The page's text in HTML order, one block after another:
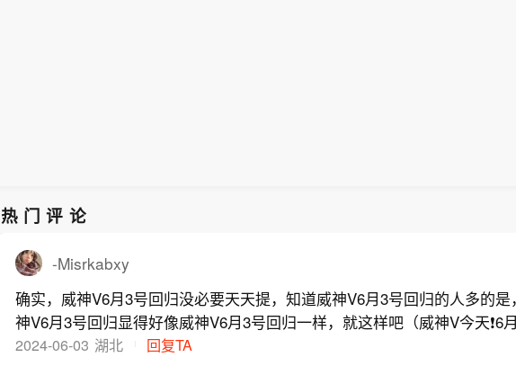
热门评论
-Misrkabxy
确实，威神V6月3号回归没必要天天提，知道威神V6月3号回归的人多的
神V6月3号回归显得好像威神V6月3号回归一样，就这样吧（威神V今天❗6月
归❗）
2024-06-03 湖北 回复TA